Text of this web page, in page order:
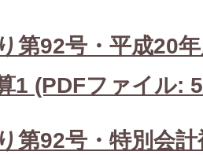
第92号・平成20
1 (PDFファイル:
第92号・特別会